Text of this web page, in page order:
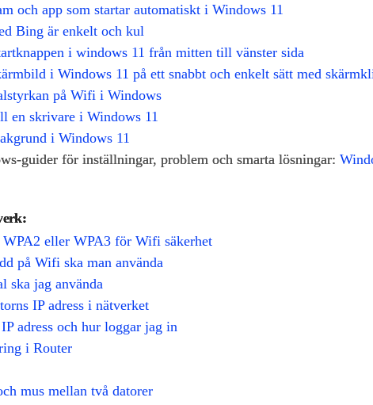
och app som startar automatiskt i Windows 11
Bing är enkelt och kul
i windows 11 från mitten till vänster sida
i Windows 11 på ett snabbt och enkelt sätt med
på Wifi i Windows
en skrivare i Windows 11
i Windows 11
för inställningar, problem och smarta lösningar:
WPA2 eller WPA3 för Wifi säkerhet
på Wifi ska man använda
ska jag använda
IP adress i nätverket
adress och hur loggar jag in
i Router
mus mellan två datorer